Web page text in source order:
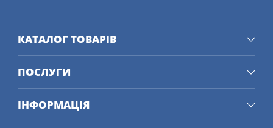
КАТАЛОГ ТОВАРІВ
ПОСЛУГИ
ІНФОРМАЦІЯ